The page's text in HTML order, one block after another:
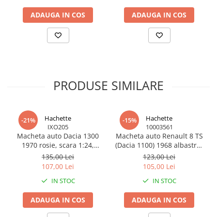
TRACTOR
MACHETE ELICOPTERE SI AVIOANE
MACHETE MOTOCICLETE SI
MACHETE RALIU – Miniaturi Masini
MACHETE VEHICULE INTERVENTIE
MINI DIORAME
Seturi HOTWHEELS
VITRINE, FIGURINE, ACCESORII
ACCESORII CARNAVAL
ACCESORII SI BIJUTERII CARNAVAL
ADAUGA IN COS ADAUGA IN COS
PRODUSE SIMILARE
-21%
Hachette
IXO205
Macheta auto Dacia 1300
1970 rosie, scara 1:24,
miniatura metalica pentru
colectie
135,00 Lei
107,00 Lei
IN STOC
ADAUGA IN COS
-15%
Hachette
10003561
Macheta auto Renault 8 TS
(Dacia 1100) 1968 albastru,
scara 1:24, Hachette
123,00 Lei
105,00 Lei
IN STOC
ADAUGA IN COS